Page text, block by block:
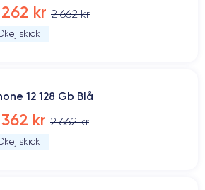
kr 2 662 kr
skick
12 128 Gb Blå
kr 2 662 kr
skick